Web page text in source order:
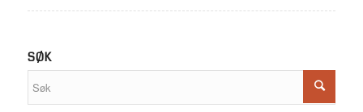
SØK